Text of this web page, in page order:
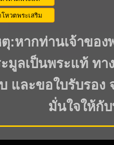
:หากท่านเจ้าขอ
มูลเป็นพระแท้ ท
และขอใบรับรอง
มั่นใจให้กั